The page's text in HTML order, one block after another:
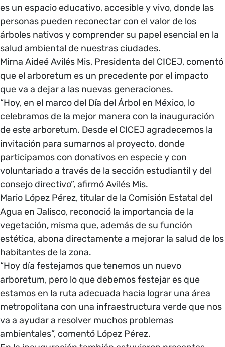
es un espacio educativo, accesible y vivo, donde las
personas pueden reconectar con el valor de los
árboles nativos y comprender su papel esencial en la
salud ambiental de nuestras ciudades.
Mirna Aideé Avilés Mis, Presidenta del CICEJ, comentó
que el arboretum es un precedente por el impacto
que va a dejar a las nuevas generaciones.
“Hoy, en el marco del Día del Árbol en México, lo
celebramos de la mejor manera con la inauguración
de este arboretum. Desde el CICEJ agradecemos la
invitación para sumarnos al proyecto, donde
participamos con donativos en especie y con
voluntariado a través de la sección estudiantil y del
consejo directivo”, afirmó Avilés Mis.
Mario López Pérez, titular de la Comisión Estatal del
Agua en Jalisco, reconoció la importancia de la
vegetación, misma que, además de su función
estética, abona directamente a mejorar la salud de los
habitantes de la zona.
“Hoy día festejamos que tenemos un nuevo
arboretum, pero lo que debemos festejar es que
estamos en la ruta adecuada hacia lograr una área
metropolitana con una infraestructura verde que nos
va a ayudar a resolver muchos problemas
ambientales”, comentó López Pérez.